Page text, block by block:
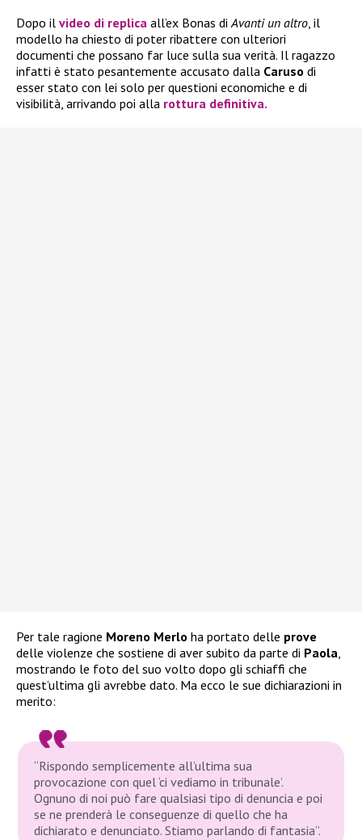
Dopo il video di replica all’ex Bonas diAvanti un altro, il
modello ha chiesto di poter ribattere con ulteriori
documenti che possano far luce sulla sua verità. Il ragazzo
infatti è stato pesantemente accusato dalla Caruso di
esser stato con lei solo per questioni economiche e di
visibilità, arrivando poi alla rottura definitiva.
Per tale ragione Moreno Merlo ha portato delle prove
delle violenze che sostiene di aver subito da parte di Paola,
mostrando le foto del suo volto dopo gli schiaffi che
quest’ultima gli avrebbe dato. Ma ecco le sue dichiarazioni in
merito:
“Rispondo semplicemente all’ultima sua
provocazione con quel ‘ci vediamo in tribunale’.
Ognuno di noi può fare qualsiasi tipo di denuncia e poi
se ne prenderà le conseguenze di quello che ha
dichiarato e denunciato. Stiamo parlando di fantasia”.